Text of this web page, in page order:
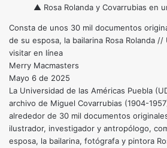
▲ Rosa Rolanda y Covarrubias en
Consta de unos 30 mil documentos
de su esposa, la bailarina Rosa Rolanda
visitar en línea
Merry Macmasters
Mayo 6 de 2025
La Universidad de las Américas Puebla
archivo de Miguel Covarrubias (1904-
alrededor de 30 mil documentos
ilustrador, investigador y antropólogo,
esposa, la bailarina, fotógrafa y pintora